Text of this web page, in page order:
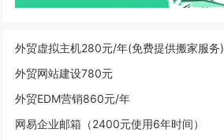
外贸虚拟主机280元/年(免费提供搬家服务)
外贸网站建设780元
外贸EDM营销860元/年
网易企业邮箱（2400元使用6年时间）